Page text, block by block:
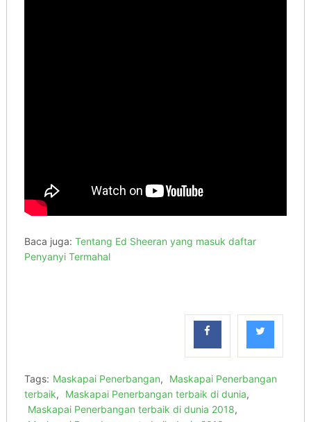
Baca juga: Tentang Ed Sheeran yang masuk daftar
Penyanyi Termahal
Tags: Maskapai Penerbangan,
Maskapai Penerbangan
terbaik, Maskapai Penerbangan terbaik di dunia,
Maskapai Penerbangan terbaik di dunia 2018,